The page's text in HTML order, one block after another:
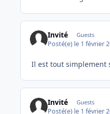
Invité Guests
Posté(e) le 1 février
Il est tout simplement
Invité Guests
Posté(e) le 1 février